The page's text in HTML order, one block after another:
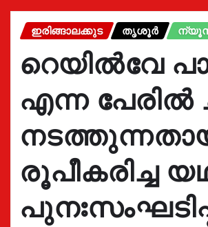
ഇരിങ്ങാലക്കുട തൃശൂർ
റെയിൽവേ
എന്ന പേരിൽ
രൂപീകരിച്ച